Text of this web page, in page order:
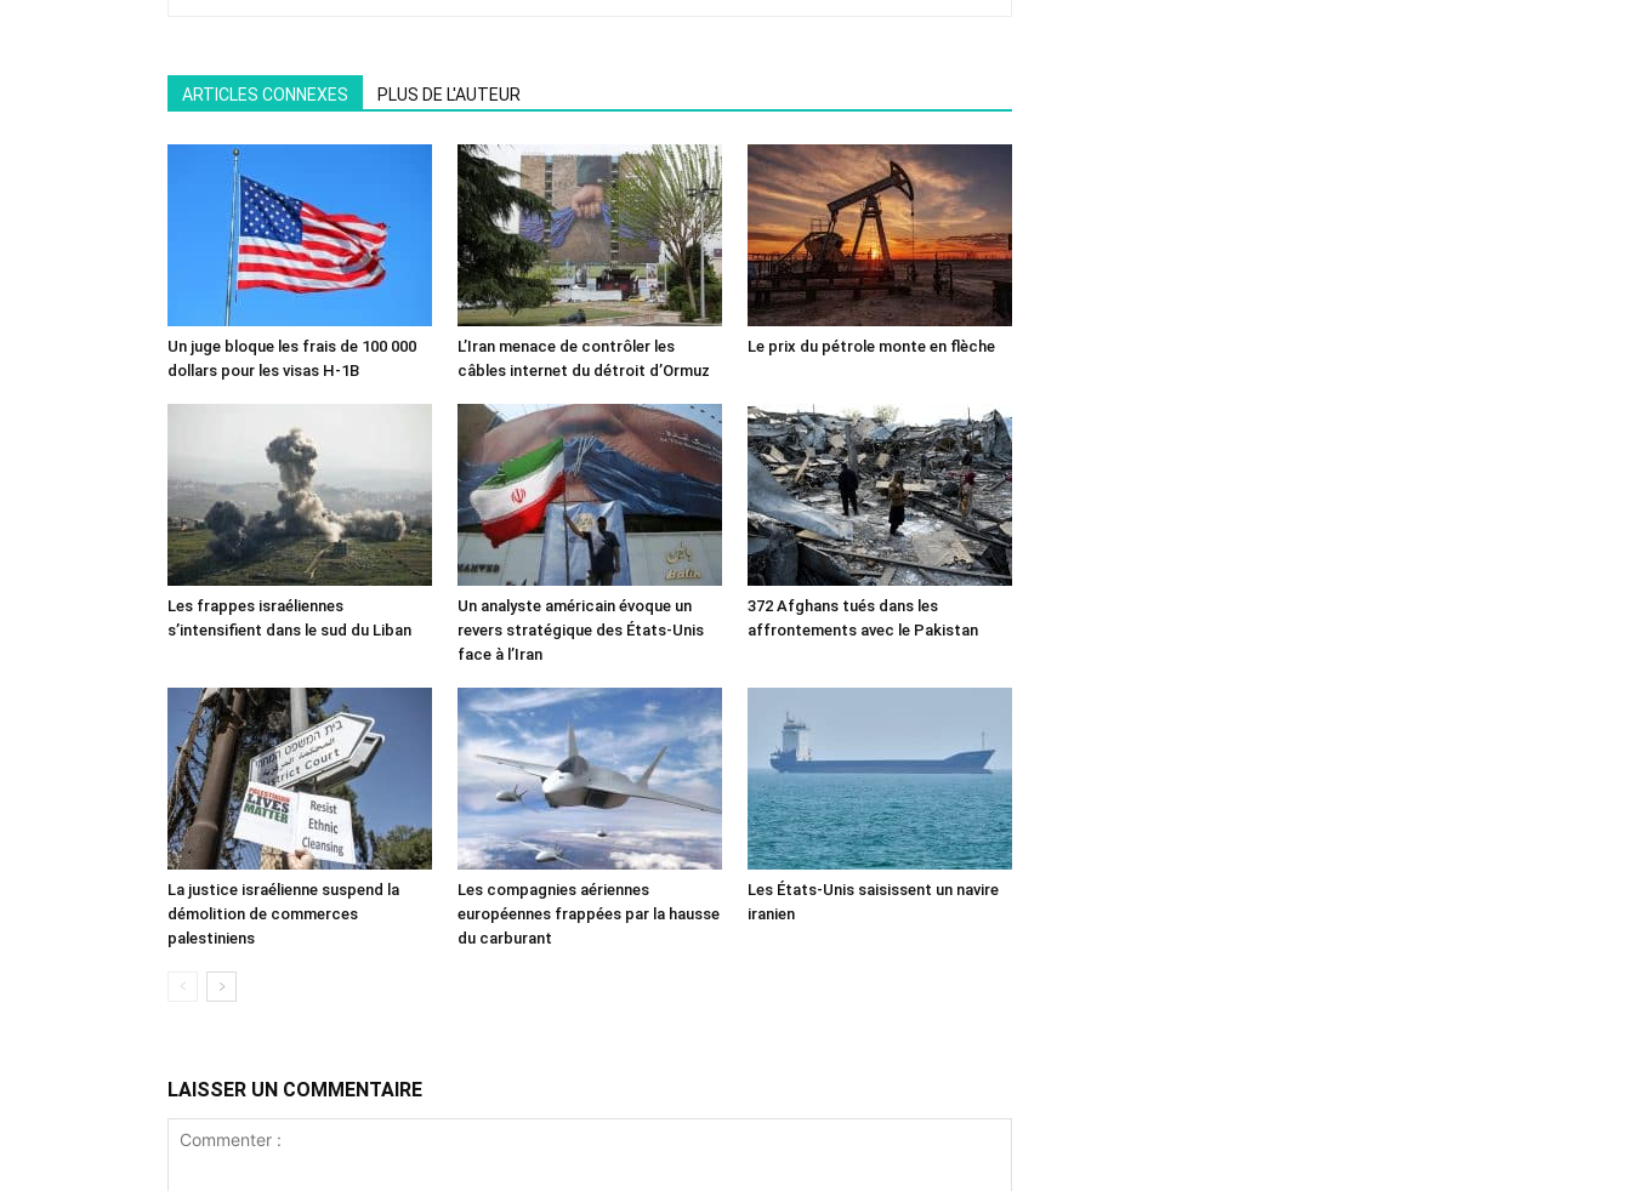
ARTICLES CONNEXES PLUS DE L'AUTEUR
Un juge bloque les frais de 100 000
dollars pour les visas H-1B
L’Iran menace de contrôler les
câbles internet du détroit d’Ormuz
Le prix du pétrole monte en flèche
Les frappes israéliennes
s’intensifient dans le sud du Liban
Un analyste américain évoque un
revers stratégique des États-Unis
face à l’Iran
372 Afghans tués dans les
affrontements avec le Pakistan
La justice israélienne suspend la
démolition de commerces
palestiniens
Les compagnies aériennes
européennes frappées par la hausse
du carburant
Les États-Unis saisissent un navire
iranien
LAISSER UN COMMENTAIRE